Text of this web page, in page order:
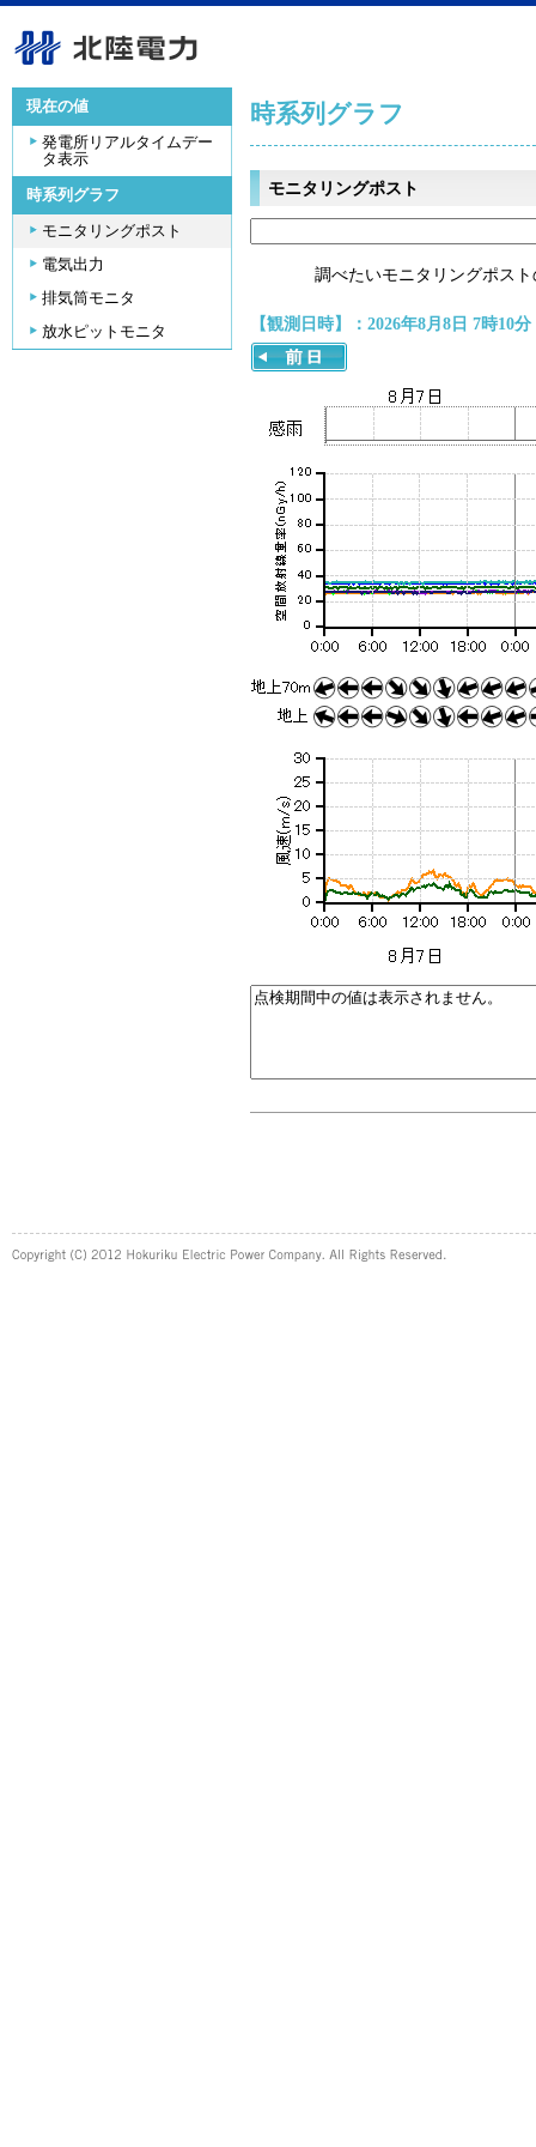
現在の値
発電所リアルタイムデー
タ表示
時系列グラフ
モニタリングポスト
電気出力
排気筒モニタ
放水ピットモニタ
時系列グラフ
モニタリングポスト
調べたいモニタリングポス
【観測日時】：2026年8月8日 7時10分